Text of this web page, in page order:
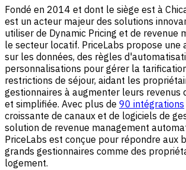
Fondé en 2014 et dont le siège est à
est un acteur majeur des solutions
utiliser de Dynamic Pricing et de revenue
le secteur locatif. PriceLabs propose une
sur les données, des règles
personnalisations pour gérer la
restrictions de séjour, aidant les
gestionnaires à augmenter leurs revenus
et simplifiée. Avec plus de 90 intégrations
croissante de canaux et de logiciels de
solution de revenue management
PriceLabs est conçue pour répondre aux
grands gestionnaires comme des
logement.